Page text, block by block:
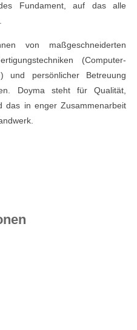
Fundament, auf das alle
von maßgeschneiderten
(Computer-
und persönlicher Betreuung
Doyma steht für Qualität,
das in enger Zusammenarbeit